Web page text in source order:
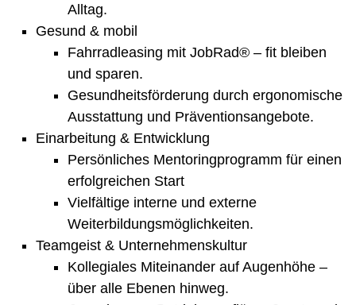
Alltag.
Gesund & mobil
Fahrradleasing mit JobRad® – fit bleiben
und sparen.
Gesundheitsförderung durch ergonomische
Ausstattung und Präventionsangebote.
Einarbeitung & Entwicklung
Persönliches Mentoringprogramm für einen
erfolgreichen Start
Vielfältige interne und externe
Weiterbildungsmöglichkeiten.
Teamgeist & Unternehmenskultur
Kollegiales Miteinander auf Augenhöhe –
über alle Ebenen hinweg.